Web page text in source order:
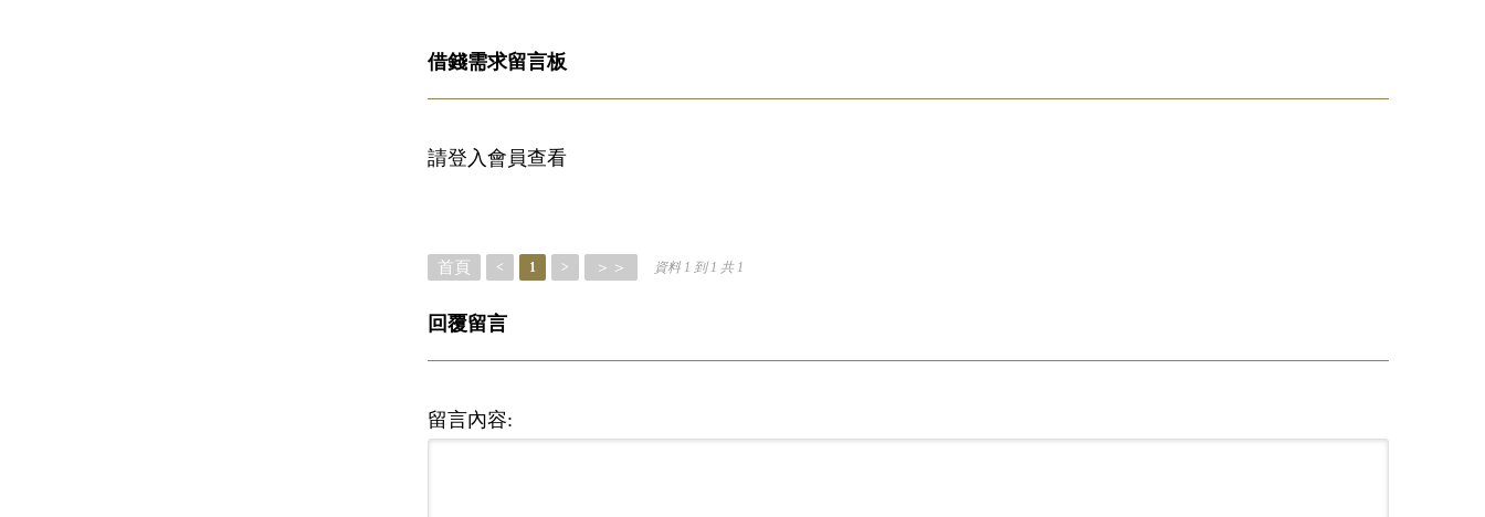
借錢需求留言板
請登入會員查看
首頁 < 1 > ＞＞ 資料 1 到 1 共 1
回覆留言
留言內容: